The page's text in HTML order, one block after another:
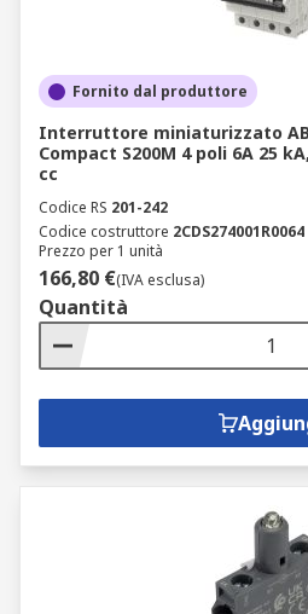
Fornito dal produttore
Interruttore miniaturizzato
Compact S200M 4 poli 6A 25
cc
Codice RS 201-242
Codice costruttore 2CDS274001R0064
Prezzo per 1 unità
166,80 €(IVA esclusa)
Quantità